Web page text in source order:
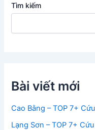
Tìm kiếm
Bài viết mới
Cao Bằng – TOP 7+
Lạng Sơn – TOP 7+